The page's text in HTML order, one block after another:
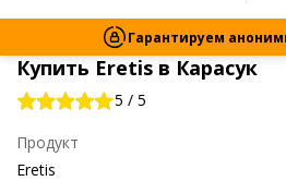
Купить Eretis в Карасук
5 / 5
Продукт
Eretis
Гарантируем